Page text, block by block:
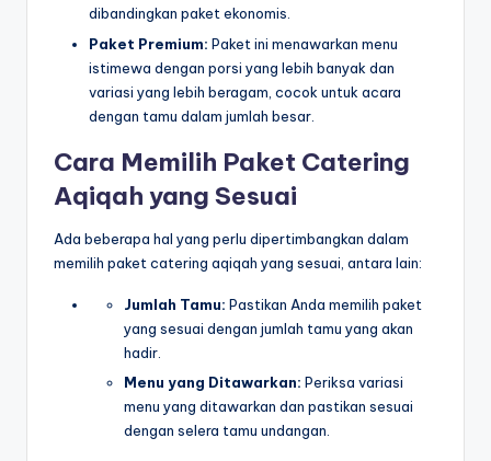
dibandingkan paket ekonomis.
Paket Premium: Paket ini menawarkan menu
istimewa dengan porsi yang lebih banyak dan
variasi yang lebih beragam, cocok untuk acara
dengan tamu dalam jumlah besar.
Cara Memilih Paket Catering
Aqiqah yang Sesuai
Ada beberapa hal yang perlu dipertimbangkan dalam
memilih paket catering aqiqah yang sesuai, antara lain:
Jumlah Tamu: Pastikan Anda memilih paket
yang sesuai dengan jumlah tamu yang akan
hadir.
Menu yang Ditawarkan: Periksa variasi
menu yang ditawarkan dan pastikan sesuai
dengan selera tamu undangan.